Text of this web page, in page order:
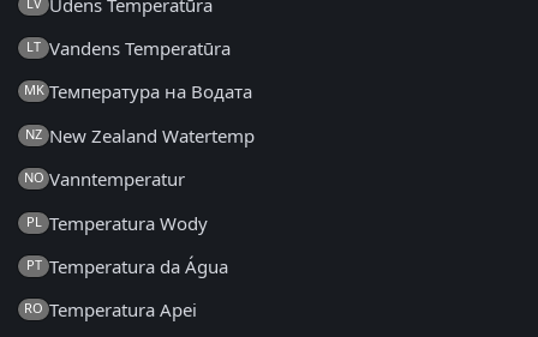
LT Vandens Temperatūra
MK Температура на Водата
NZ New Zealand Watertemp
NO Vanntemperatur
PL Temperatura Wody
PT Temperatura da Água
RO Temperatura Apei